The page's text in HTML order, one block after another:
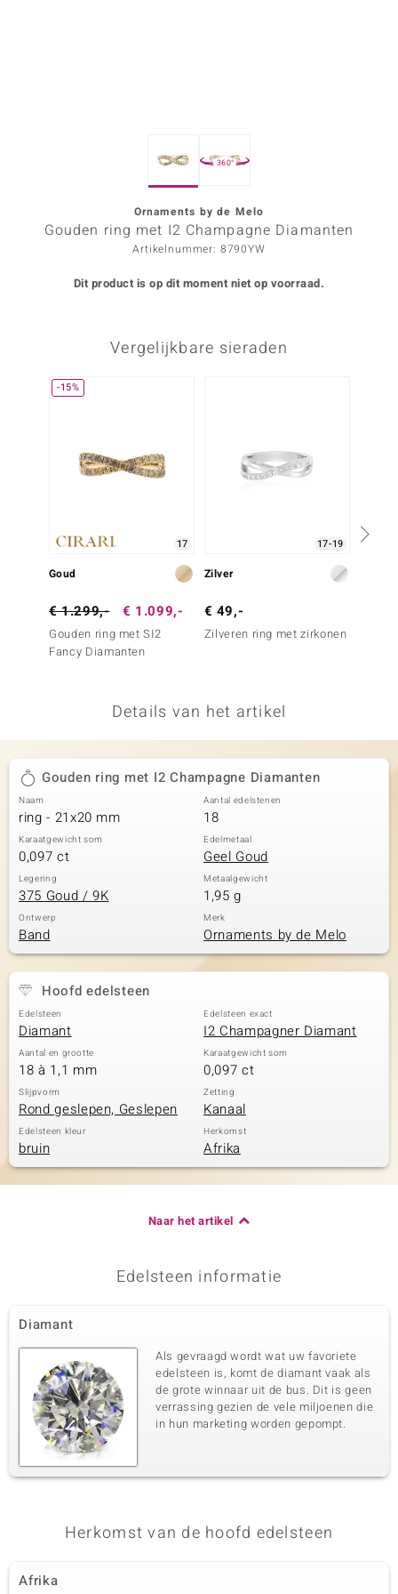
Collection
360°
Ornaments by de Melo
Gouden ring met I2 Champagne Diamanten
Artikelnummer: 8790YW
Dit product is op dit moment niet op voorraad.
Vergelijkbare sieraden
-15%
17
Goud
€ 1.299,- € 1.099,-
Gouden ring met SI2
Fancy Diamanten
17-19
Zilver
€ 49,-
Zilveren ring met zirkonen
Details van het artikel
Gouden ring met I2 Champagne Diamanten
Naam
ring - 21x20 mm
Aantal edelstenen
18
Karaatgewicht som
0,097 ct
Edelmetaal
Geel Goud
Legering
375 Goud / 9K
Metaalgewicht
1,95 g
Ontwerp
Band
Merk
Ornaments by de Melo
Hoofd edelsteen
Edelsteen
Diamant
Edelsteen exact
I2 Champagner Diamant
Aantal en grootte
18 à 1,1 mm
Karaatgewicht som
0,097 ct
Slijpvorm
Rond geslepen, Geslepen
Zetting
Kanaal
Edelsteen kleur
bruin
Herkomst
Afrika
Naar het artikel
Edelsteen informatie
Diamant
Als gevraagd wordt wat uw favoriete
edelsteen is, komt de diamant vaak als
de grote winnaar uit de bus. Dit is geen
verrassing gezien de vele miljoenen die
in hun marketing worden gepompt.
Herkomst van de hoofd edelsteen
Afrika